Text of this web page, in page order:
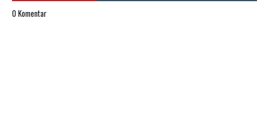
0 Komentar